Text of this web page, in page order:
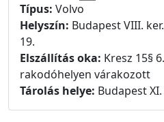
Típus: Volvo
Helyszín: Budapest VIII.
19.
Elszállítás oka: Kresz 15§
rakodóhelyen várakozott
Tárolás helye: Budapest